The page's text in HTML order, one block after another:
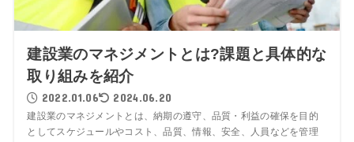
建設業のマネジメントとは?課題と具体的な
取り組みを紹介
2022.01.06 2024.06.20
建設業のマネジメントとは、納期の遵守、品質・利益の確保を目的
としてスケジュールやコスト、品質、情報、安全、人員などを管理